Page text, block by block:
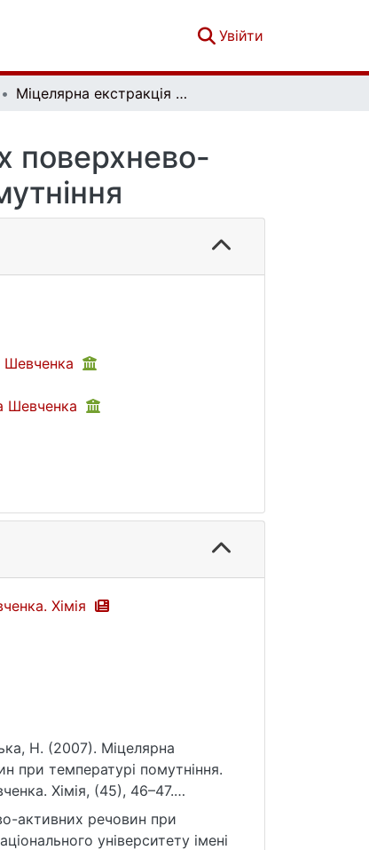
Увійти
Міцелярна екстракція талію фазами неіонних поверхнево-активних речовин при температурі помутніння
поверхнево-
Шевченка
Шевченка
Хімія
Н. (2007). Міцелярна
при температурі помутніння.
Хімія, (45), 46–47.
активних речовин при
університету імені